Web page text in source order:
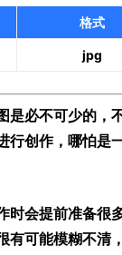
格式
jpg
是必不可少的，
行创作，哪怕是
时会提前准备很
有可能模糊不清